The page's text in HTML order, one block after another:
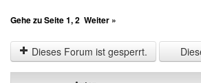
Gehe zu Seite1,2 Weiter »
Dieses Forum ist gesperrt.